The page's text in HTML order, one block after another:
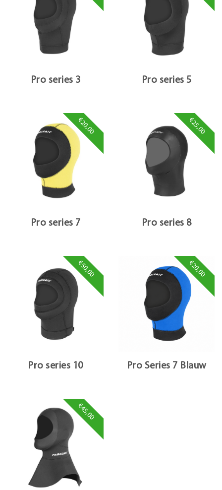
Pro series 3 Pro series 5
€20,00
Pro series 7
€25,00
Pro series 8
€50,00
Pro series 10
€20,00
Pro Series 7 Blauw
€45,00